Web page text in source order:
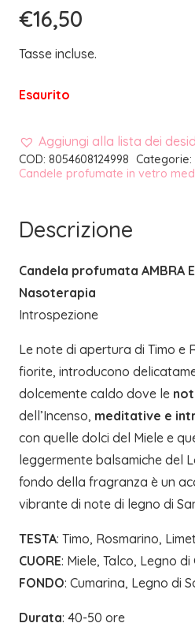
€16,50
Tasse incluse.
Esaurito
Aggiungi alla lista dei
COD: 8054608124998 Categorie:
Candele profumate in vetro
Descrizione
Candela profumata AMBRA E
Nasoterapia
Introspezione
Le note di apertura di Timo e
fiorite, introducono
dolcemente caldo dove le
dell’Incenso, meditative e
con quelle dolci del Miele e
leggermente balsamiche del
fondo della fragranza è un
vibrante di note di legno di
TESTA: Timo, Rosmarino,
CUORE: Miele, Talco, Legno
FONDO: Cumarina, Legno di
Durata: 40-50 ore